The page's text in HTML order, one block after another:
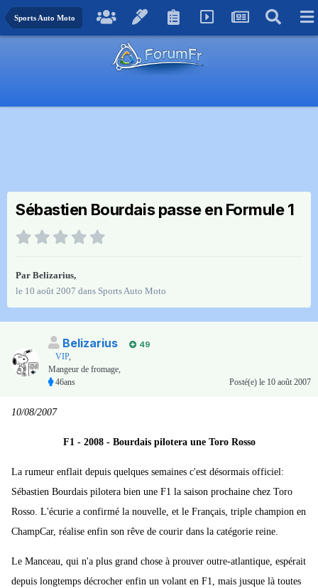
Sports Auto Moto
Sébastien Bourdais passe en Formule 1
Par Belizarius,
le 10 août 2007 dans Sports Auto Moto
Belizarius
49
VIP,
Mangeur de fromage,
46ans
Posté(e) le 10 août 2007
10/08/2007
F1 - 2008 - Bourdais pilotera une Toro Rosso
La rumeur enflait depuis quelques semaines c'est désormais officiel:
Sébastien Bourdais pilotera bien une F1 la saison prochaine chez Toro
Rosso. L'écurie a confirmé la nouvelle, et le Français, triple champion en
ChampCar, réalise enfin son rêve de courir dans la catégorie reine.
Le Manceau, qui n'a plus grand chose à prouver outre-atlantique, espérait
depuis longtemps décrocher enfin un volant en F1, mais jusque là toutes